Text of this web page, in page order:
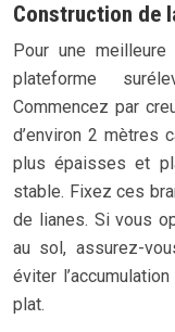
Construction de
Pour une
plateforme
Commencez par
d’environ 2 mètres
plus épaisses et
stable. Fixez ces
de lianes. Si vous
au sol, assurez-
éviter
plat.